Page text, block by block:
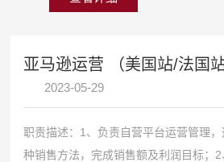
亚马逊运营 （美国站/法国站
2023-05-29
职责描述：1、负责自营平台运营管理
种销售方法，完成销售额及利润目标；